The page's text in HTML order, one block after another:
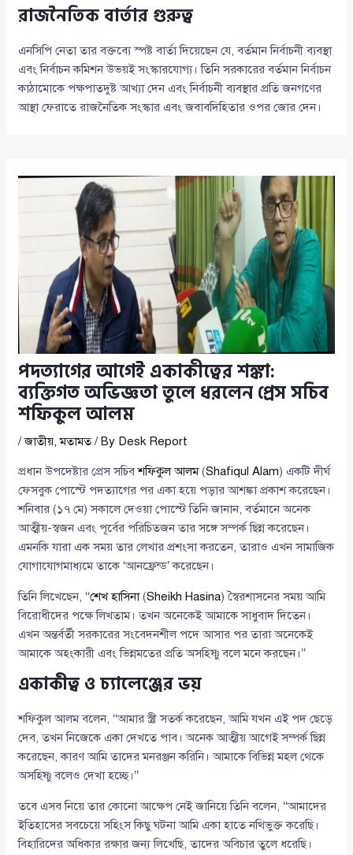
রাজনৈতিক বার্তার গুরুত্ব
এনসিপি নেতা তার বক্তব্যে স্পষ্ট বার্তা দিয়েছেন যে, বর্তমান নির্বাচনী ব্যবস্থা
এবং নির্বাচন কমিশন উভয়ই সংস্কারযোগ্য। তিনি সরকারের বর্তমান নির্বাচন
কাঠামোকে পক্ষপাতদুষ্ট আখ্যা দেন এবং নির্বাচনী ব্যবস্থার প্রতি জনগণের
আস্থা ফেরাতে রাজনৈতিক সংস্কার এবং জবাবদিহিতার ওপর জোর দেন।
পদত্যাগের আগেই একাকীত্বের শঙ্কা:
ব্যক্তিগত অভিজ্ঞতা তুলে ধরলেন প্রেস সচিব
শফিকুল আলম
/জাতীয়,মতামত/ By Desk Report
প্রধান উপদেষ্টার প্রেস সচিবশফিকুল আলম(Shafiqul Alam) একটি দীর্ঘ
ফেসবুক পোস্টে পদত্যাগের পর একা হয়ে পড়ার আশঙ্কা প্রকাশ করেছেন।
শনিবার (১৭ মে) সকালে দেওয়া পোস্টে তিনি জানান, বর্তমানে অনেক
আত্মীয়-স্বজন এবং পূর্বের পরিচিতজন তার সঙ্গে সম্পর্ক ছিন্ন করেছেন।
এমনকি যারা এক সময় তার লেখার প্রশংসা করতেন, তারাও এখন সামাজিক
যোগাযোগমাধ্যমে তাকে ‘আনফ্রেন্ড’ করেছেন।
তিনি লিখেছেন, ‘‘শেখ হাসিনা(Sheikh Hasina) স্বৈরশাসনের সময় আমি
বিরোধীদের পক্ষে লিখতাম। তখন অনেকেই আমাকে সাধুবাদ দিতেন।
এখন অন্তর্বর্তী সরকারের সংবেদনশীল পদে আসার পর তারা অনেকেই
আমাকে অহংকারী এবং ভিন্নমতের প্রতি অসহিষ্ণু বলে মনে করছেন।’’
একাকীত্ব ও চ্যালেঞ্জের ভয়
শফিকুল আলম বলেন, ‘‘আমার স্ত্রী সতর্ক করেছেন, আমি যখন এই পদ ছেড়ে
দেব, তখন নিজেকে একা দেখতে পাব। অনেক আত্মীয় আগেই সম্পর্ক ছিন্ন
করেছেন, কারণ আমি তাদের মনরঞ্জন করিনি। আমাকে বিভিন্ন মহল থেকে
অসহিষ্ণু বলেও দেখা হচ্ছে।’’
তবে এসব নিয়ে তার কোনো আক্ষেপ নেই জানিয়ে তিনি বলেন, ‘‘আমাদের
ইতিহাসের সবচেয়ে সহিংস কিছু ঘটনা আমি একা হাতে নথিভুক্ত করেছি।
বিহারিদের অধিকার রক্ষার জন্য লিখেছি, তাদের অবিচার তুলে ধরেছি।